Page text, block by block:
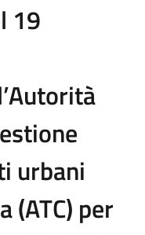
19
urbani
(ATC) per